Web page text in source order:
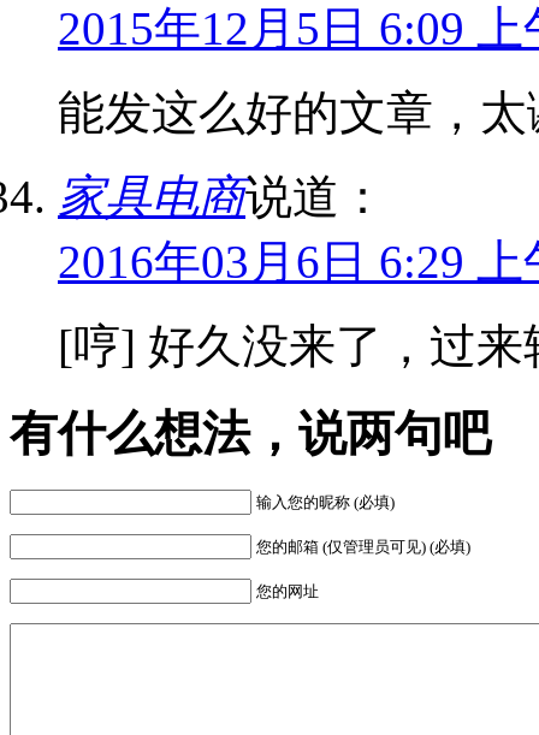
2015年12月5日 6:09 上
能发这么好的文章，
家具电商说道：
2016年03月6日 6:29 上
[哼] 好久没来了，过来
有什么想法，说两句吧
输入您的昵称 (必填)
您的邮箱 (仅管理员可见) (必填)
您的网址